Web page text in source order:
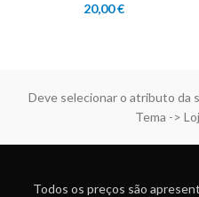
20,00€
Deve selecionar o atributo da
Tema ->
Todos os preços são